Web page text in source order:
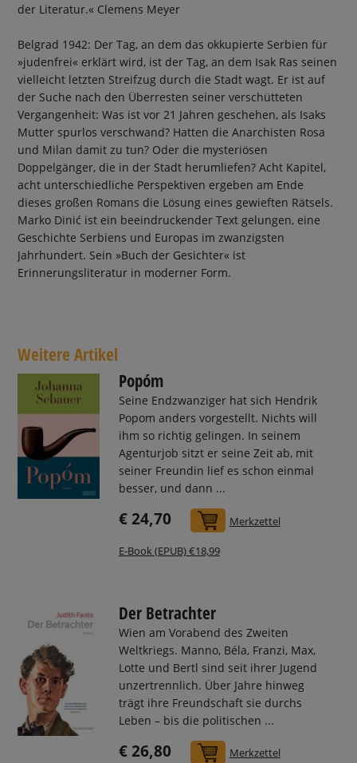
der Literatur.« Clemens Meyer
Belgrad 1942: Der Tag, an dem das okkupierte Serbien für
»judenfrei« erklärt wird, ist der Tag, an dem Isak Ras seinen
vielleicht letzten Streifzug durch die Stadt wagt. Er ist auf
der Suche nach den Überresten seiner verschütteten
Vergangenheit: Was ist vor 21 Jahren geschehen, als Isaks
Mutter spurlos verschwand? Hatten die Anarchisten Rosa
und Milan damit zu tun? Oder die mysteriösen
Doppelgänger, die in der Stadt herumliefen? Acht Kapitel,
acht unterschiedliche Perspektiven ergeben am Ende
dieses großen Romans die Lösung eines gewieften Rätsels.
Marko Dinić ist ein beeindruckender Text gelungen, eine
Geschichte Serbiens und Europas im zwanzigsten
Jahrhundert. Sein »Buch der Gesichter« ist
Erinnerungsliteratur in moderner Form.
Weitere Artikel
Popóm
Seine Endzwanziger hat sich Hendrik
Popom anders vorgestellt. Nichts will
ihm so richtig gelingen. In seinem
Agenturjob sitzt er seine Zeit ab, mit
seiner Freundin lief es schon einmal
besser, und dann ...
€ 24,70 In den Warenkorb
Merkzettel
E-Book (EPUB) €18,99
Der Betrachter
Wien am Vorabend des Zweiten
Weltkriegs. Manno, Béla, Franzi, Max,
Lotte und Bertl sind seit ihrer Jugend
unzertrennlich. Über Jahre hinweg
trägt ihre Freundschaft sie durchs
Leben – bis die politischen ...
€ 26,80 In den Warenkorb
Merkzettel